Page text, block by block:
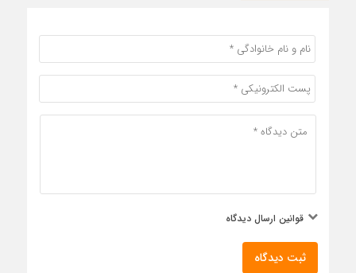
قوانین ارسال دیدگاه
ثبت دیدگاه